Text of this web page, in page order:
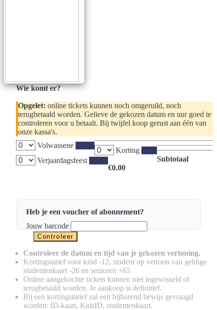
Wie komt er?
Opgelet: online tickets kunnen noch omgeruild, noch
terugbetaald worden. Gelieve de gekozen datum en uur goed te
controleren voor u betaalt. Bij twijfel koop gerust aan één van
onze kassa's.
Volwassene €10.00
Korting €9.00
Verjaardagsfeest €12.00
Subtotaal
€0.00
Heb je een voucher of abonnement?
Jouw barcode
Controleer de datum en tijd van je gekozen vertoning.
Kortingstarief voor kind -12, student op vertoon van geldige
studentenkaart -26 en senioren +65
Online aangekochte tickets kunnen niet ingewisseld of
terugbetaald worden. Je aankoop is definitief.
Bij een kortingstarief zal een bijhorend bewijs gevraagd
worden: ID-kaart, KidsID, studentenkaart.